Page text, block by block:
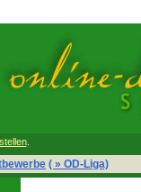
.
( » OD-Liga)